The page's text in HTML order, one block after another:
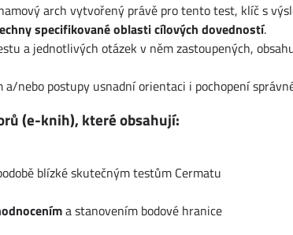
arch vytvořený právě pro tento test, klíč s
specifikované oblasti cílových dovedností.
a jednotlivých otázek v něm zastoupených,
nebo postupy usnadní orientaci i pochopení
(e-knih), které obsahují:
blízké skutečným testům Cermatu
a stanovením bodové hranice